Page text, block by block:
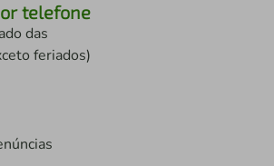
telefone
das
feriados)